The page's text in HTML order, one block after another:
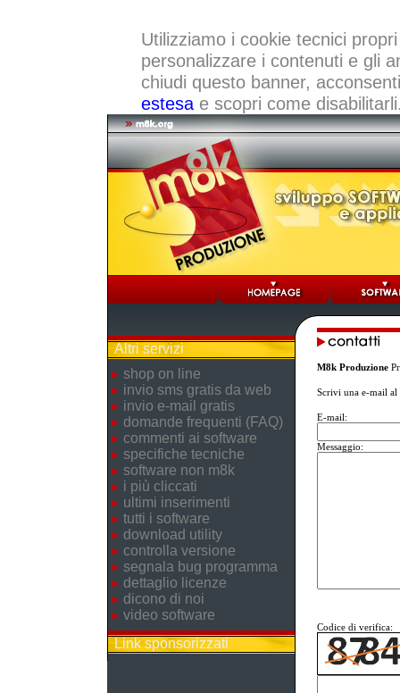
Utilizziamo i cookie tecnici
personalizzare i contenuti e gli
chiudi questo banner,
estesae scopri come
Altri servizi
shop on line
invio sms gratis da web
invio e-mail gratis
domande frequenti (FAQ)
commenti ai software
specifiche tecniche
software non m8k
i più cliccati
ultimi inserimenti
tutti i software
download utility
controlla versione
segnala bug programma
dettaglio licenze
dicono di noi
video software
Link sponsorizzati
M8k Produzione
Scrivi una e-mail
E-mail:
Messaggio:
Codice di verifica: